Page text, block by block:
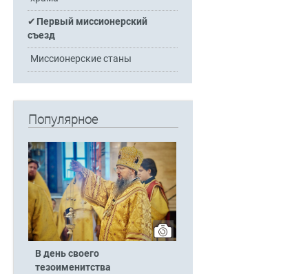
Первый миссионерский
съезд
Миссионерские станы
Популярное
В день своего
тезоименитства